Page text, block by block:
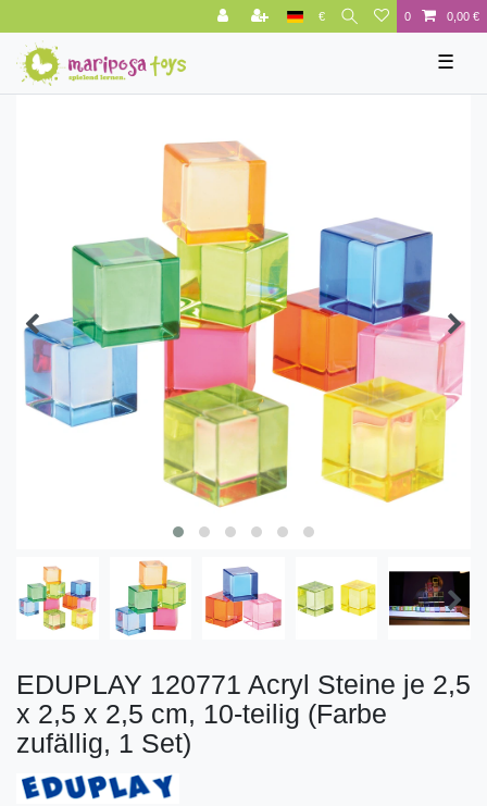
€ 0 0,00 €
☰
EDUPLAY 120771 Acryl Steine je 2,5
x 2,5 x 2,5 cm, 10-teilig (Farbe
zufällig, 1 Set)